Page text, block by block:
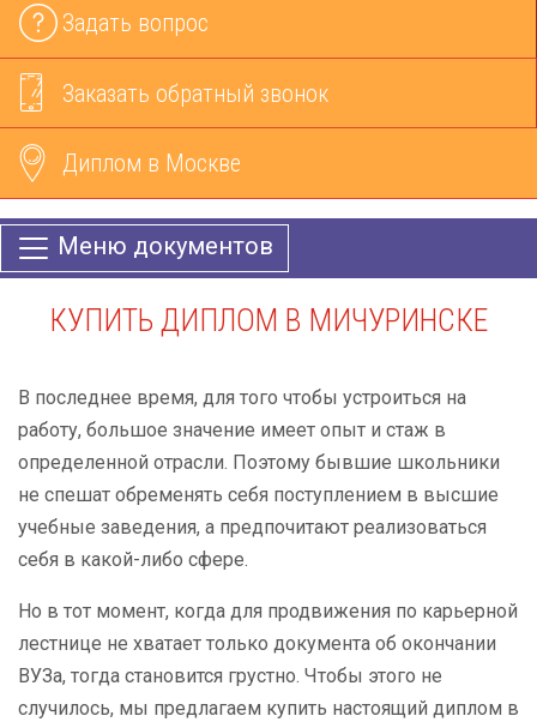
Задать вопрос
Заказать обратный звонок
Диплом в Москве
Меню документов
КУПИТЬ ДИПЛОМ В МИЧУРИНСКЕ
В последнее время, для того чтобы устроиться на
работу, большое значение имеет опыт и стаж в
определенной отрасли. Поэтому бывшие школьники
не спешат обременять себя поступлением в высшие
учебные заведения, а предпочитают реализоваться
себя в какой-либо сфере.
Но в тот момент, когда для продвижения по карьерной
лестнице не хватает только документа об окончании
ВУЗа, тогда становится грустно. Чтобы этого не
случилось, мы предлагаем купить настоящий диплом в